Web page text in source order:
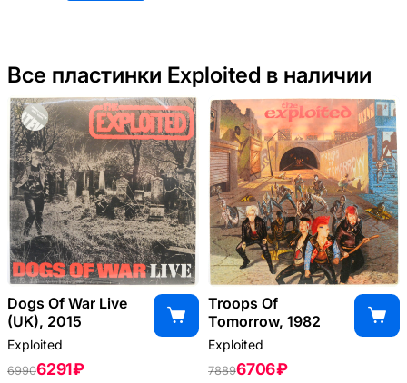
Все пластинки Exploited в наличии
Dogs Of War Live
(UK), 2015
Exploited ‎
69906291 ₽
Troops Of
Tomorrow, 1982
Exploited
78896706 ₽